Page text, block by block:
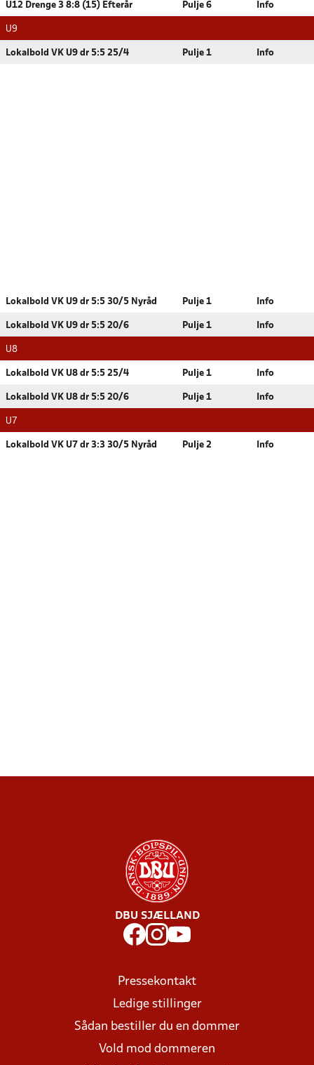
U12 Drenge 3 8:8 (15) Efterår Pulje 6 Info
U9
Lokalbold VK U9 dr 5:5 25/4 Pulje 1 Info
Lokalbold VK U9 dr 5:5 30/5 Nyråd Pulje 1 Info
Lokalbold VK U9 dr 5:5 20/6 Pulje 1 Info
U8
Lokalbold VK U8 dr 5:5 25/4 Pulje 1 Info
Lokalbold VK U8 dr 5:5 20/6 Pulje 1 Info
U7
Lokalbold VK U7 dr 3:3 30/5 Nyråd Pulje 2 Info
DBU SJÆLLAND
Pressekontakt
Ledige stillinger
Sådan bestiller du en dommer
Vold mod dommeren